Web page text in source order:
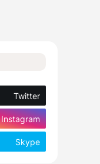
Twitter
Instagram
Skype